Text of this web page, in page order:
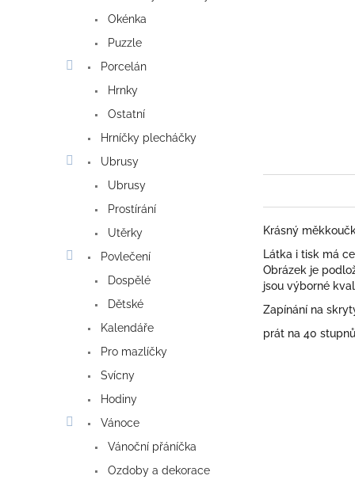
Okénka
Puzzle
Porcelán
Hrnky
Ostatní
Hrníčky plecháčky
Ubrusy
Ubrusy
Prostírání
Utěrky
Povlečení
Dospělé
Dětské
Kalendáře
Pro mazlíčky
Svícny
Hodiny
Vánoce
Vánoční přáníčka
Ozdoby a dekorace
Krásný
Látka i tisk má
Obrázek je
jsou výborné
Zapínání na
prát na 40